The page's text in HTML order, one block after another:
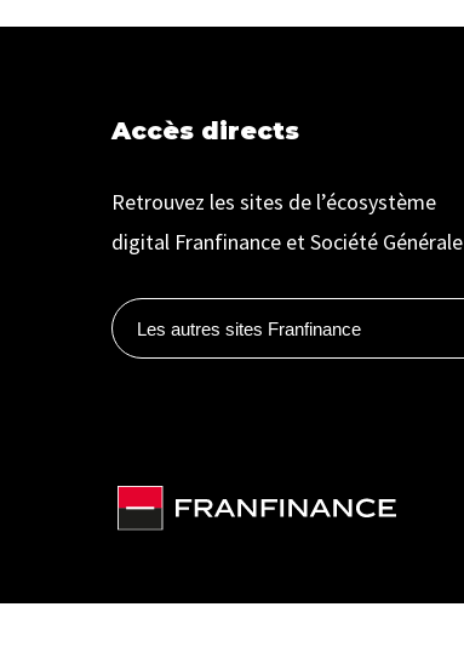
Accès directs
Retrouvez les sites de l’écosystème
digital Franfinance et Société Générale
Les autres sites Franfinance